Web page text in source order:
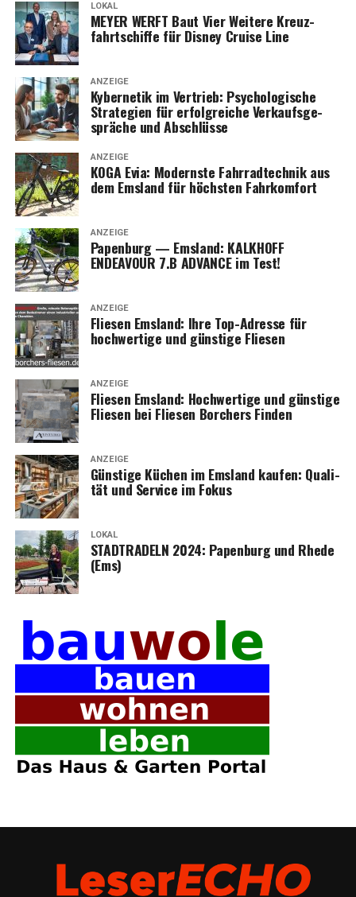
LOKAL
MEYER WERFT Baut Vier Wei­te­re Kreuz­
fahrt­schif­fe für Dis­ney Crui­se Line
ANZEIGE
Kyber­ne­tik im Ver­trieb: Psy­cho­lo­gi­sche
Stra­te­gien für erfolg­rei­che Ver­kaufs­ge­
sprä­che und Abschlüsse
ANZEIGE
KOGA Evia: Moderns­te Fahr­rad­tech­nik aus
dem Ems­land für höchs­ten Fahrkomfort
ANZEIGE
Papen­burg — Ems­land: KALKHOFF
ENDEAVOUR 7.B ADVANCE im Test!
ANZEIGE
Flie­sen Ems­land: Ihre Top-Adres­se für
hoch­wer­ti­ge und güns­ti­ge Fliesen
ANZEIGE
Flie­sen Ems­land: Hoch­wer­ti­ge und güns­ti­ge
Flie­sen bei Flie­sen Bor­chers Finden
ANZEIGE
Güns­ti­ge Küchen im Ems­land kau­fen: Qua­li­
tät und Ser­vice im Fokus
LOKAL
STADTRADELN 2024: Papen­burg und Rhe­de
(Ems)